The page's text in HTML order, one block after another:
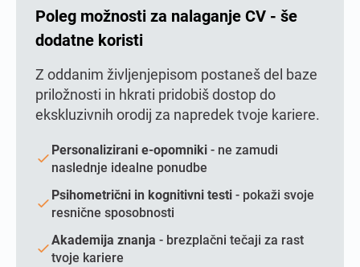
Poleg možnosti za nalaganje CV - še
dodatne koristi
Z oddanim življenjepisom postaneš del baze
priložnosti in hkrati pridobiš dostop do
ekskluzivnih orodij za napredek tvoje kariere.
Personalizirani e-opomniki- ne zamudi
naslednje idealne ponudbe
Psihometrični in kognitivni testi- pokaži svoje
resnične sposobnosti
Akademija znanja - brezplačni tečaji za rast
tvoje kariere